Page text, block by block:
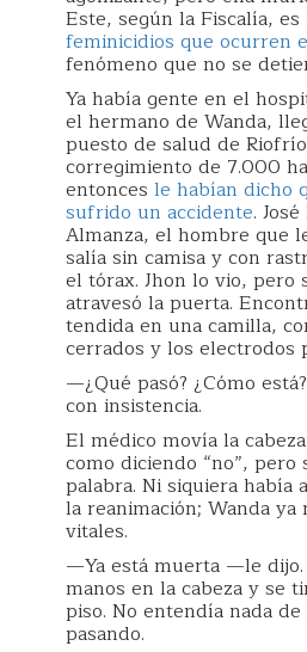
Este, según la Fiscalía, es
feminicidios que ocurren
fenómeno que no se
Ya había gente en el
el hermano de Wanda,
puesto de salud de
corregimiento de 7.000
entonces le habían dicho
sufrido un accidente.
Almanza, el hombre que
salía sin camisa y con
el tórax. Jhon lo vio, pero
atravesó la puerta.
tendida en una camilla,
cerrados y los electrodos
—¿Qué pasó? ¿Cómo
con insistencia.
El médico movía la
como diciendo “no”,
palabra. Ni siquiera había
la reanimación; Wanda ya
vitales.
—Ya está muerta —le dijo.
manos en la cabeza y se
piso. No entendía nada
pasando.